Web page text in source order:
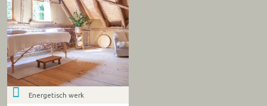
Energetisch werk